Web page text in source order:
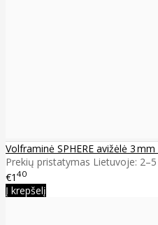
Volframinė SPHERE avižėlė 3 mm
Prekių pristatymas Lietuvoje:
€1 40
Į krepšelį